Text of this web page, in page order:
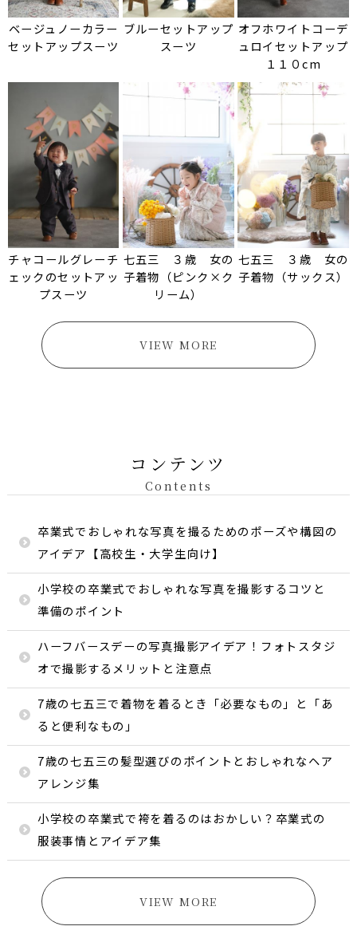
ベージュノーカラー
セットアップスーツ
ブルーセットアップ
スーツ
オフホワイトコーデ
ュロイセットアップ
１１０cm
チャコールグレーチ
ェックのセットアッ
プスーツ
七五三 ３歳 女の
子着物（ピンク×ク
リーム）
七五三 ３歳 女の
子着物（サックス）
VIEW MORE
コンテンツ
Contents
卒業式でおしゃれな写真を撮るためのポーズや構図の
アイデア【高校生・大学生向け】
小学校の卒業式でおしゃれな写真を撮影するコツと
準備のポイント
ハーフバースデーの写真撮影アイデア！フォトスタジ
オで撮影するメリットと注意点
7歳の七五三で着物を着るとき「必要なもの」と「あ
ると便利なもの」
7歳の七五三の髪型選びのポイントとおしゃれなヘア
アレンジ集
小学校の卒業式で袴を着るのはおかしい？卒業式の
服装事情とアイデア集
VIEW MORE